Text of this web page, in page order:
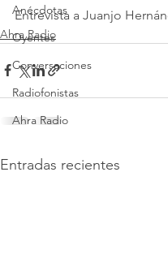
Anécdotas
Oyentes
Conversaciones
Radiofonistas
Ahra Radio
Entrevista a Juanjo
Ahra Radio
Entradas recientes